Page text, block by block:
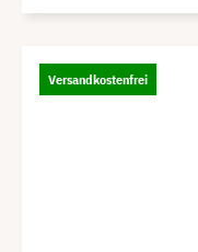
Versandkostenfrei